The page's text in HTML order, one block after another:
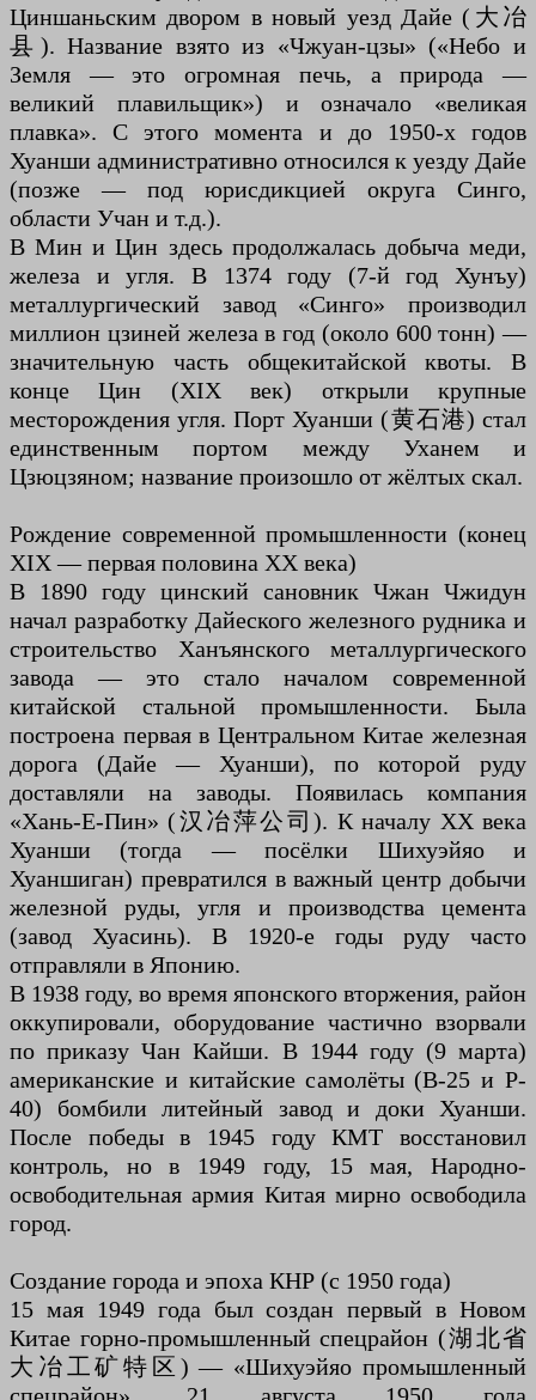
Циншаньским двором в новый уезд Дайе (大冶
县). Название взято из «Чжуан-цзы» («Небо и
Земля — это огромная печь, а природа —
великий плавильщик») и означало «великая
плавка». С этого момента и до 1950-х годов
Хуанши административно относился к уезду Дайе
(позже — под юрисдикцией округа Синго,
области Учан и т.д.).
В Мин и Цин здесь продолжалась добыча меди,
железа и угля. В 1374 году (7-й год Хунъу)
металлургический завод «Синго» производил
миллион цзиней железа в год (около 600 тонн) —
значительную часть общекитайской квоты. В
конце Цин (XIX век) открыли крупные
месторождения угля. Порт Хуанши (黄石港) стал
единственным портом между Уханем и
Цзюцзяном; название произошло от жёлтых скал.
Рождение современной промышленности (конец
XIX — первая половина XX века)
В 1890 году цинский сановник Чжан Чжидун
начал разработку Дайеского железного рудника и
строительство Ханъянского металлургического
завода — это стало началом современной
китайской стальной промышленности. Была
построена первая в Центральном Китае железная
дорога (Дайе — Хуанши), по которой руду
доставляли на заводы. Появилась компания
«Хань-Е-Пин» (汉冶萍公司). К началу XX века
Хуанши (тогда — посёлки Шихуэйяо и
Хуаншиган) превратился в важный центр добычи
железной руды, угля и производства цемента
(завод Хуасинь). В 1920-е годы руду часто
отправляли в Японию.
В 1938 году, во время японского вторжения, район
оккупировали, оборудование частично взорвали
по приказу Чан Кайши. В 1944 году (9 марта)
американские и китайские самолёты (B-25 и P-
40) бомбили литейный завод и доки Хуанши.
После победы в 1945 году КМТ восстановил
контроль, но в 1949 году, 15 мая, Народно-
освободительная армия Китая мирно освободила
город.
Создание города и эпоха КНР (с 1950 года)
15 мая 1949 года был создан первый в Новом
Китае горно-промышленный спецрайон (湖北省
大冶工矿特区) — «Шихуэйяо промышленный